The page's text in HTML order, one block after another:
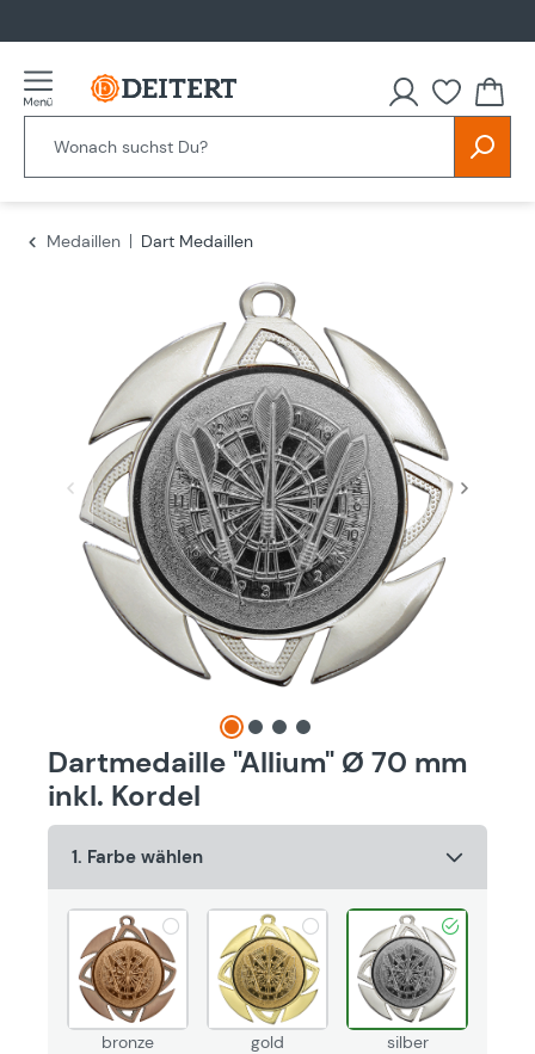
Du
Medaillen Dart Medaillen
Dartmedaille "Allium" Ø 70 mm
inkl. Kordel
1. Farbe wählen
bronze
gold
silber